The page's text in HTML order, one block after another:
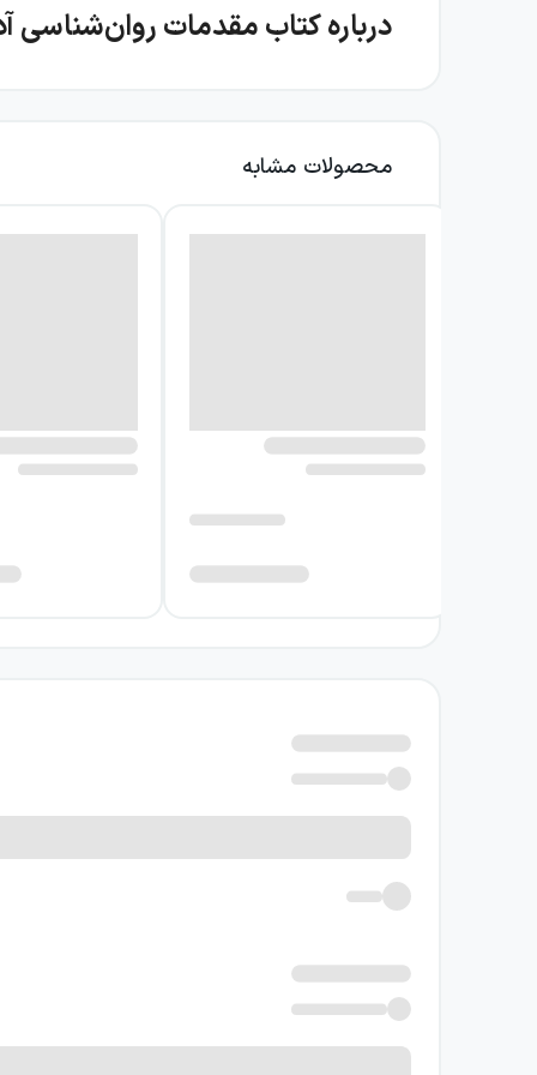
درباره کتاب مقدمات روان‌شناسی
«مبانی روان‌شناسی آدلر» و «مفاهیم بنیادی
انتخاب‌ها، برداشت‌های شخصی و جهت کلی زندگی
بررسی می‌شوند. این مباحث در کنار یکدیگر
خواننده در طول مطالعه با نظریه‌ای
هدف‌گذاری را برجسته می‌کند. به همین دلیل،
نویسنده کتاب مقدمات روان‌شناسی
روان‌شناسی فردی و پیوند میان نظریه و
منسجم از رویکرد آدلری ارائه می‌کند.
محصولات مشابه